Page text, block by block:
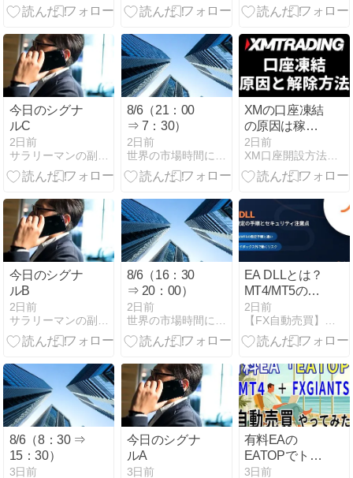
ーナ
今日のシグナ
ルC
2日前
サラリーマンの副業に最適なＦＸ投資
8/6（21：00
⇒ 7：30）
2日前
世界の市場時間にあわせたFX投資術
XMの口座凍結
の原因は稼ぎ
すぎ？休眠と
の違い・維持
手数料・解除
イド【2026年
最新】
2日前
XM口座開設方法・キャッシュバック・ボーナスキャンペーン
今日のシグナ
ルB
2日前
サラリーマンの副業に最適なＦＸ投資
8/6（16：30
⇒ 20：00）
2日前
世界の市場時間にあわせたFX投資術
EA DLLとは？
MT4/MT5の許
可設定手順と
セキュリティ
注意点を解説
2日前
【FX自動売買】総合ポータル｜Forex Guide
8/6（8：30 ⇒
15：30）
3日前
今日のシグナ
ルA
3日前
有料EAの
EATOPでトレ
ードやってみ
3日前